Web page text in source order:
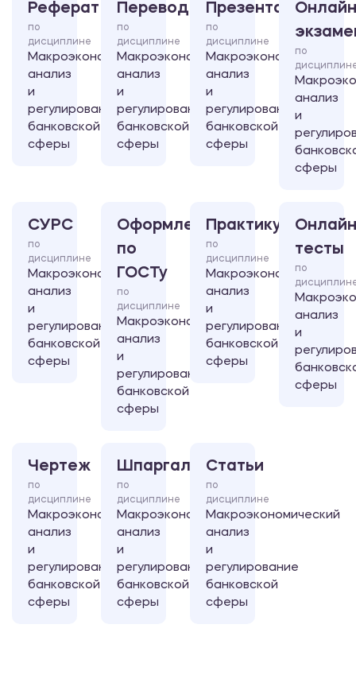
Реферат
по
дисциплине
Макроэкономический
анализ
и
регулирование
банковской
сферы
Перевод
по
дисциплине
Макроэкономический
анализ
и
регулирование
банковской
сферы
Презентация
по
дисциплине
Макроэкономический
анализ
и
регулирование
банковской
сферы
по
анализ
и
сферы
СУРС
по
дисциплине
Макроэкономический
анализ
и
регулирование
банковской
сферы
Оформление
по
ГОСТу
по
дисциплине
Макроэкономический
анализ
и
регулирование
банковской
сферы
Практикум
по
дисциплине
Макроэкономический
анализ
и
регулирование
банковской
сферы
тесты
по
анализ
и
сферы
Чертеж
по
дисциплине
Макроэкономический
анализ
и
регулирование
банковской
сферы
Шпаргалка
по
дисциплине
Макроэкономический
анализ
и
регулирование
банковской
сферы
Статьи
по
дисциплине
Макроэкономический
анализ
и
регулирование
банковской
сферы